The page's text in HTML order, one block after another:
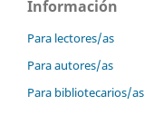
Información
Para lectores/as
Para autores/as
Para bibliotecarios/as